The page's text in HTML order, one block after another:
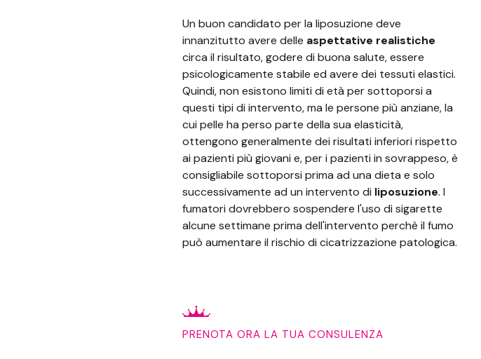
Un buon candidato per la liposuzione deve
innanzitutto avere delle aspettative realistiche
circa il risultato, godere di buona salute, essere
psicologicamente stabile ed avere dei tessuti elastici.
Quindi, non esistono limiti di età per sottoporsi a
questi tipi di intervento, ma le persone più anziane, la
cui pelle ha perso parte della sua elasticità,
ottengono generalmente dei risultati inferiori rispetto
ai pazienti più giovani e, per i pazienti in sovrappeso, è
consigliabile sottoporsi prima ad una dieta e solo
successivamente ad un intervento di liposuzione. I
fumatori dovrebbero sospendere l'uso di sigarette
alcune settimane prima dell'intervento perchè il fumo
può aumentare il rischio di cicatrizzazione patologica.
PRENOTA ORA LA TUA CONSULENZA